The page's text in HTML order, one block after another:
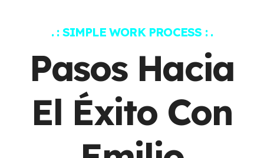
. : SIMPLE WORK PROCESS : .
Pasos Hacia
El Éxito Con